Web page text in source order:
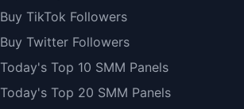
Buy TikTok Followers
Buy Twitter Followers
Today's Top 10 SMM Panels
Today's Top 20 SMM Panels